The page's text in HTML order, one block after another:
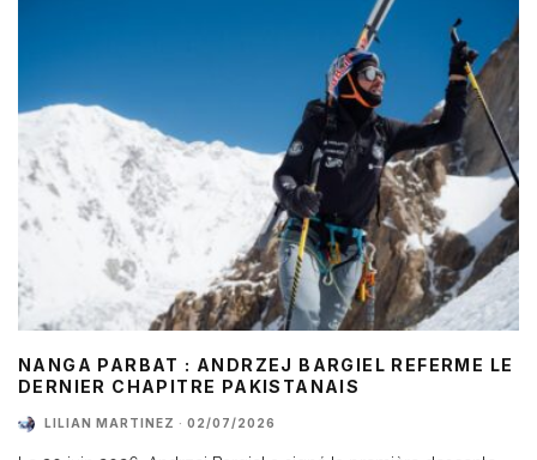
NANGA PARBAT : ANDRZEJ BARGIEL REFERME LE
DERNIER CHAPITRE PAKISTANAIS
LILIAN MARTINEZ · 02/07/2026